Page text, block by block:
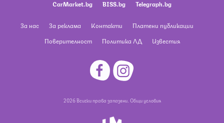
CarMarket.bg
BISS.bg Telegraph.bg
За нас За реклама Контакти
Платени публикации
Поверителност
Политика ЛД Известия
2026 Всички права запазени. Общи условия